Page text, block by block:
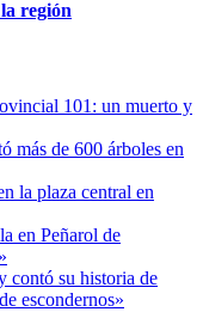
101: un muerto y
de 600 árboles en
la plaza central en
en Peñarol de
contó su historia de
escondernos»